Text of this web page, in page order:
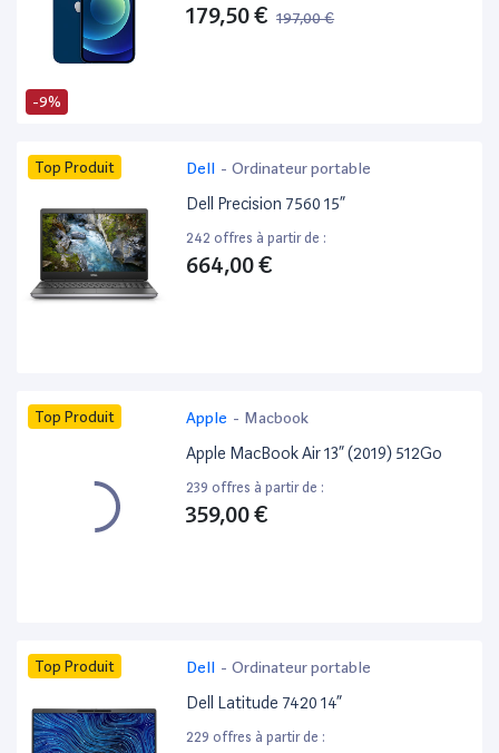
-9%
179,50 € 197,00 €
Top Produit Dell - Ordinateur portable
Dell Precision 7560 15”
242 offres à partir de :
664,00 €
Top Produit Apple - Macbook
Apple MacBook Air 13” (2019) 512Go
239 offres à partir de :
359,00 €
Top Produit Dell - Ordinateur portable
Dell Latitude 7420 14”
229 offres à partir de :